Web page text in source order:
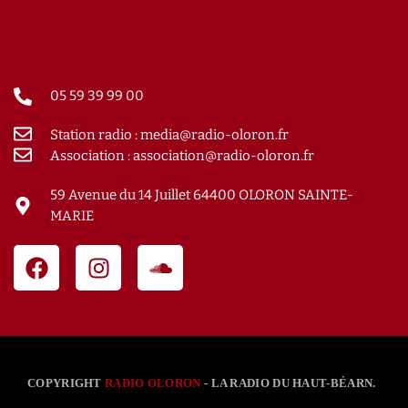
05 59 39 99 00
Station radio : media@radio-oloron.fr
Association : association@radio-oloron.fr
59 Avenue du 14 Juillet 64400 OLORON SAINTE-
MARIE
COPYRIGHTRADIO OLORON - LA RADIO DU HAUT-BÉARN.